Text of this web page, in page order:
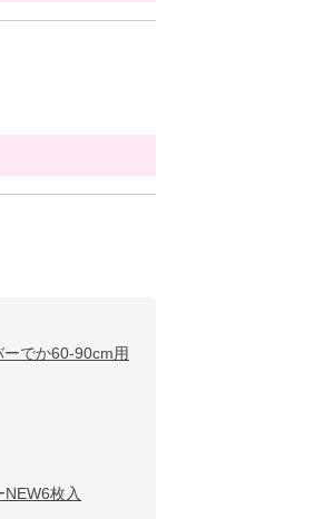
でか60-90cm用
枚入